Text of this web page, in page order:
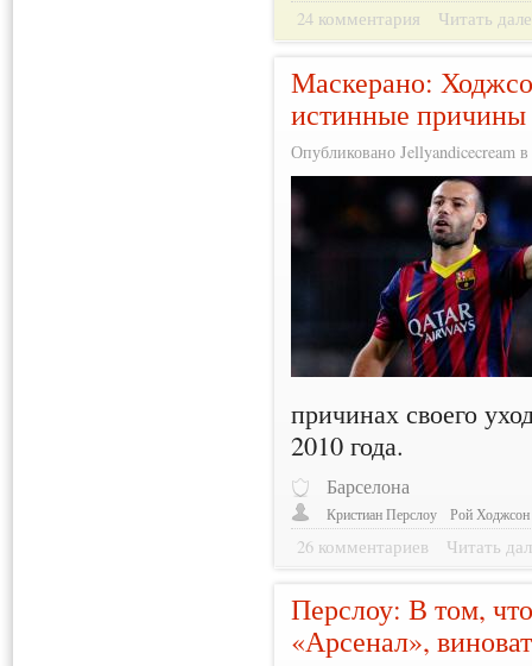
24 комментария Читать
Маскерано:
истинные причины
Опубликовано Jellyandicecream
причинах своего
2010 года.
Барселона
Кристиан Перслоу Рой Ходжсон
26 комментариев Читать
Перслоу: В том,
«Арсенал»,